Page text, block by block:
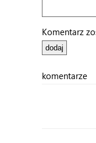
Komentarz
komentarze